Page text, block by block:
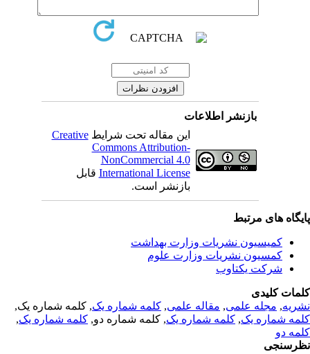
بازنشر اطلاعات
این مقاله تحت شرایطCreative
Commons Attribution-
NonCommercial 4.0
International Licenseقابل
بازنشر است.
های مرتبط
کمیسیون نشریات وزارت بهداشت
کمسیون نشریات وزارت علوم
شرکت یکتاوب
کلیدی
,مجله علمی, مقاله علمی, کلمه شماره یک, کلمه شماره یک,
شماره یک,کلمه شماره یک, کلمه شماره دو,کلمه شماره یک,
دو